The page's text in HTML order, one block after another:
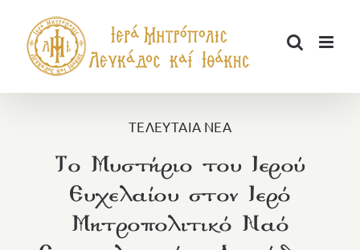
περιεχόμενο
ΤΕΛΕΥΤΑΙΑ ΝΕΑ
Το Μυστήριο του Ιερού
Ευχελαίου στον Ιερό
Μητροπολιτικό Ναό